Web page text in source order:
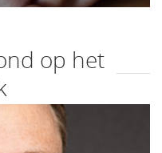
op het